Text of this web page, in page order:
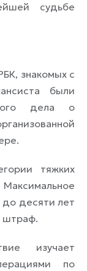
судьбе
знакомых с
были
дела о
тяжких
до десяти лет
штраф.
изучает
по